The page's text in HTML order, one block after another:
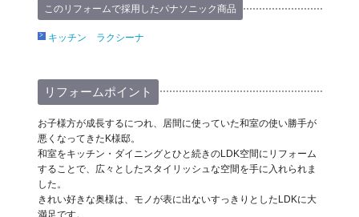
このリフォームで採用したパナソニック商品
キッチン ラクシーナ
リフォームポイント
お子様方が成長するにつれ、居間に使っていた和室の使い勝手が
悪くなってきたK様邸。
和室をキッチン・ダイニングとひと続きのLDK空間にリフォーム
することで、広々としたスタイリッシュな空間を手に入れられま
した。
きれい好きな奥様は、モノが表に出ないすっきりとしたLDKに大
満足です。